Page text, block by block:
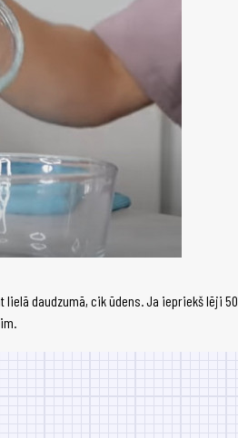
daudzumā, cik ūdens. Ja iepriekš lēji 50